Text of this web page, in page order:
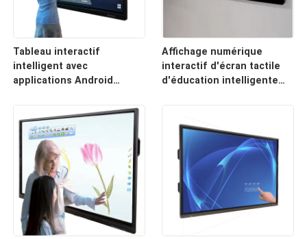
Tableau interactif
intelligent avec
applications Android
HDMI/USB/Bluetooth/Wi-Fi
Panneau d'écran LED/LCD
Affichage numérique
interactif d'écran tactile
d'éducation intelligente
13MP/48MP d'OS
d'Android 11.0/12.0